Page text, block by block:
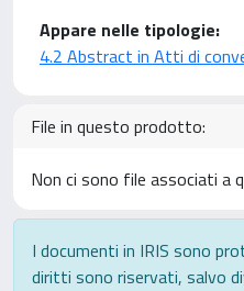
Appare nelle tipologie:
4.2 Abstract in Atti di
File in questo prodotto:
Non ci sono file associati a
I documenti in IRIS sono
diritti sono riservati, salvo